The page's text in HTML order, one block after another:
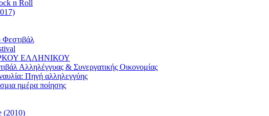
n Roll
Φεστιβάλ
ΕΛΛΗΝΙΚΟΥ
Αλληλέγγυας & Συνεργατικής Οικονομίας
Πηγή αλληλεγγύης
ημέρα ποίησης
(2010)